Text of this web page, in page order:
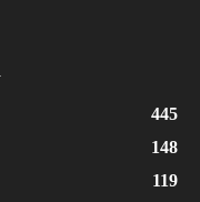
445
148
119